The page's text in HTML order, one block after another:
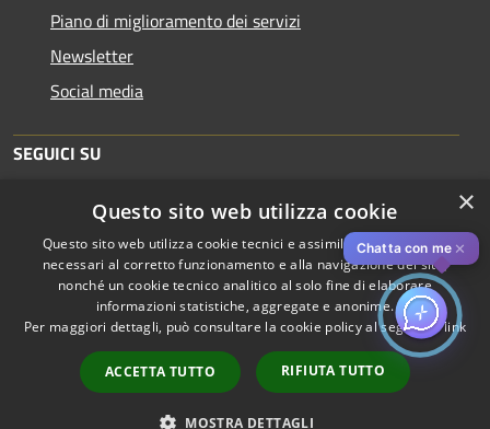
Piano di miglioramento dei servizi
Newsletter
Social media
SEGUICI SU
RSS
Accessibilità
Copyright © 2026 • Comune di
Piacenza • Powered by
Municipium•
Accesso
redazione
Chatta con me ✕
×
Questo sito web utilizza cookie
Questo sito web utilizza cookie tecnici e assimilati strettamente
necessari al corretto funzionamento e alla navigazione del sito,
nonché un cookie tecnico analitico al solo fine di elaborare
informazioni statistiche, aggregate e anonime.
Per maggiori dettagli, può consultare la cookie policy al seguentelink
ACCETTA TUTTO RIFIUTA TUTTO
MOSTRA DETTAGLI